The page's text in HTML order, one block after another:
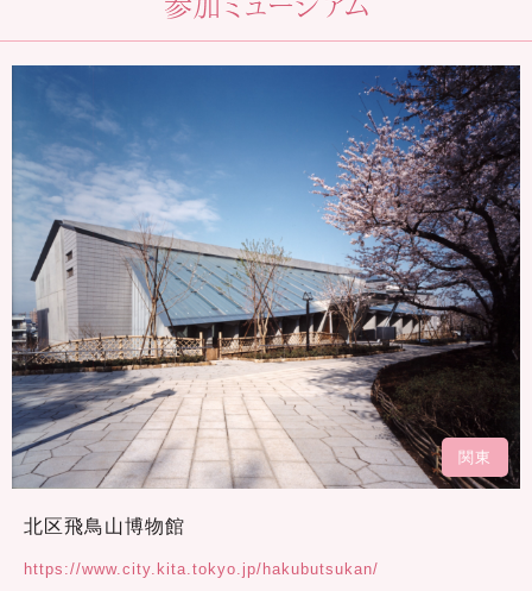
関東
北区飛鳥山博物館
https://www.city.kita.tokyo.jp/hakubutsukan/